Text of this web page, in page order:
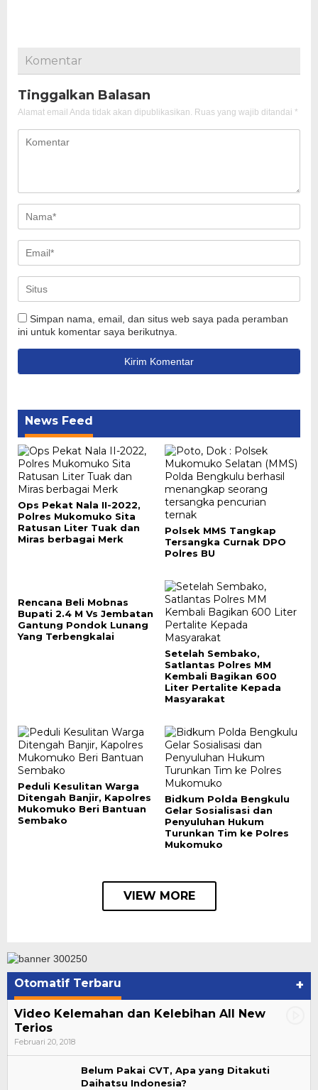
Komentar
Tinggalkan Balasan
Alamat email Anda tidak akan dipublikasikan. Ruas yang wajib ditandai *
Simpan nama, email, dan situs web saya pada peramban
ini untuk komentar saya berikutnya.
News Feed
Ops Pekat Nala II-2022,
Polres Mukomuko Sita
Ratusan Liter Tuak dan
Miras berbagai Merk
Polsek MMS Tangkap
Tersangka Curnak DPO
Polres BU
Rencana Beli Mobnas
Bupati 2.4 M Vs Jembatan
Gantung Pondok Lunang
Yang Terbengkalai
Setelah Sembako,
Satlantas Polres MM
Kembali Bagikan 600
Liter Pertalite Kepada
Masyarakat
Peduli Kesulitan Warga
Ditengah Banjir, Kapolres
Mukomuko Beri Bantuan
Sembako
Bidkum Polda Bengkulu
Gelar Sosialisasi dan
Penyuluhan Hukum
Turunkan Tim ke Polres
Mukomuko
VIEW MORE
Otomatif Terbaru +
Video Kelemahan dan Kelebihan All New
Terios
Februari 20, 2018
Belum Pakai CVT, Apa yang Ditakuti
Daihatsu Indonesia?